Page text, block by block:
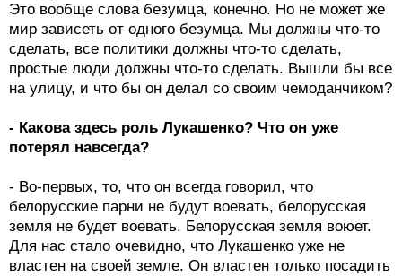
Это вообще слова безумца, конечно. Но не может же
мир зависеть от одного безумца. Мы должны что-то
сделать, все политики должны что-то сделать,
простые люди должны что-то сделать. Вышли бы все
на улицу, и что бы он делал со своим чемоданчиком?
- Какова здесь роль Лукашенко? Что он уже
потерял навсегда?
- Во-первых, то, что он всегда говорил, что
белорусские парни не будут воевать, белорусская
земля не будет воевать. Белорусская земля воюет.
Для нас стало очевидно, что Лукашенко уже не
властен на своей земле. Он властен только посадить